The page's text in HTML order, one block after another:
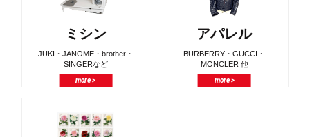
ミシン
JUKI・JANOME・brother・
SINGERなど
more >
アパレル
BURBERRY・GUCCI・
MONCLER 他
more >